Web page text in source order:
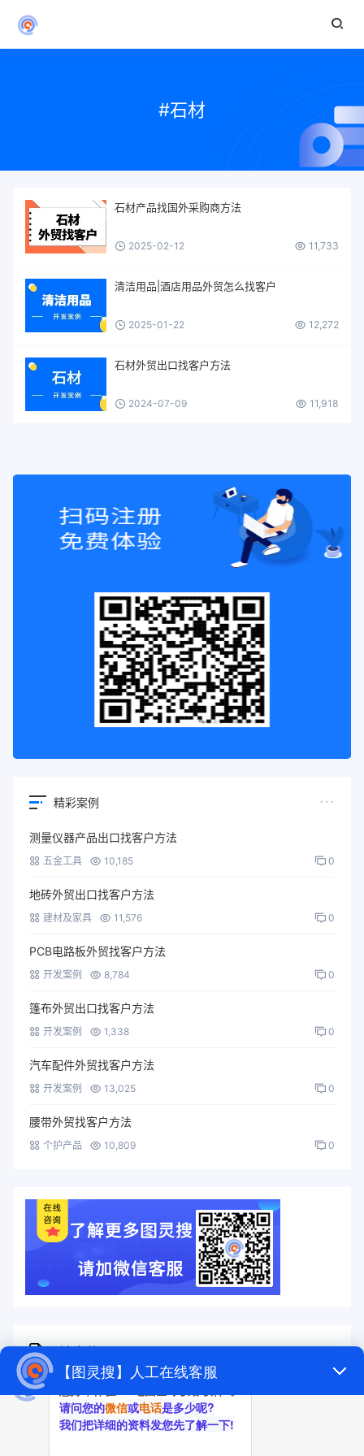
#石材
石材产品找国外采购商方法
2025-02-12 11,733
清洁用品|酒店用品外贸怎么找客户
2025-01-22 12,272
石材外贸出口找客户方法
2024-07-09 11,918
精彩案例
测量仪器产品出口找客户方法
五金工具 10,185 0
地砖外贸出口找客户方法
建材及家具 11,576 0
PCB电路板外贸找客户方法
开发案例 8,784 0
篷布外贸出口找客户方法
开发案例 1,338 0
汽车配件外贸找客户方法
开发案例 13,025 0
腰带外贸找客户方法
个护产品 10,809 0
随机标签
图灵搜
电子秤
劳保手套
压缩机
宠物用品
纸袋
塑料袋
箱包
圣诞树
电子烟
集装箱
沙发
户外用品
美容用品
红酒
电动自行车
服装
母婴用品
石材
壁纸
建筑材料